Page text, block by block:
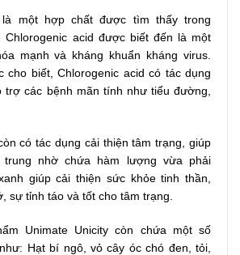
là một hợp chất được tìm thấy trong
Chlorogenic acid được biết đến là một
mạnh và kháng khuẩn kháng virus.
cho biết, Chlorogenic acid có tác dụng
trợ các bệnh mãn tính như tiểu đường,
có tác dụng cải thiện tâm trạng, giúp
nhờ chứa hàm lượng vừa phải
giúp cải thiện sức khỏe tinh thần,
sự tỉnh táo và tốt cho tâm trạng.
Unimate Unicity còn chứa một số
Hạt bí ngô, vỏ cây óc chó đen, tỏi,